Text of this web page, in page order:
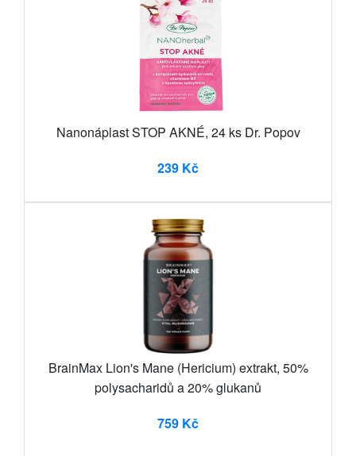
Nanonáplast STOP AKNÉ, 24 ks Dr. Popov
239 Kč
BrainMax Lion's Mane (Hericium) extrakt, 50%
polysacharidů a 20% glukanů
759 Kč